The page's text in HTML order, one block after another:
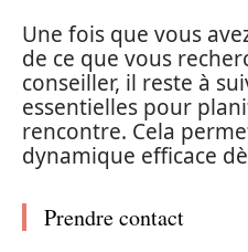
Une fois que vous
de ce que vous
conseiller, il reste à
essentielles pour
rencontre. Cela
dynamique efficace
Prendre contact